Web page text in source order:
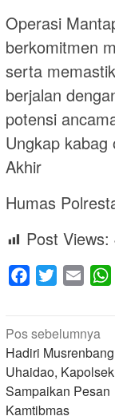
Operasi
berkomitmen
serta
berjalan
potensi
Ungkap
Akhir
Humas
Post Views:
Facebook
Twitter Email
Navigasi
pos
Pos sebelumnya
Hadiri
Uhaidao,
Sampaikan Pesan
Kamtibmas